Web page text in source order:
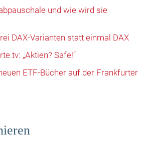
und wie wird sie
DAX-Varianten statt einmal DAX
„Aktien? Safe!“
ETF-Bücher auf der Frankfurter